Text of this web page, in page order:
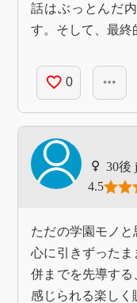
話はぶっとんだ
す。そして、最終
favorite_border 0 more_horiz
4.5
ただの学園モノ
心に引きずった
併までを先導する
感じられる楽しく